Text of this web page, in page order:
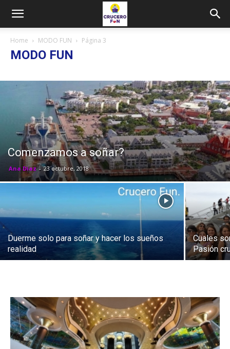
Home MODO FUN Página 3
MODO FUN
Comenzamos a soñar?
Ana Diaz - 23 octubre, 2018
Duerme solo para soñar y hacer los sueños
realidad
Cuales
Pasión